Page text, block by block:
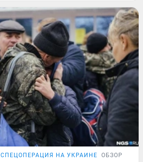
СПЕЦОПЕРАЦИЯ НА УКРАИНЕ ОБЗОР